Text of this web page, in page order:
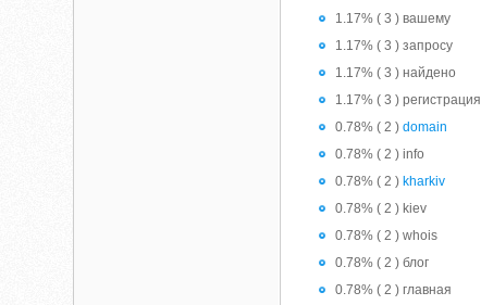
1.17% ( 3 ) вашему
1.17% ( 3 ) запросу
1.17% ( 3 ) найдено
1.17% ( 3 ) регистрация
0.78% ( 2 )domain
0.78% ( 2 ) info
0.78% ( 2 ) kharkiv
0.78% ( 2 ) kiev
0.78% ( 2 ) whois
0.78% ( 2 ) блог
0.78% ( 2 ) главная